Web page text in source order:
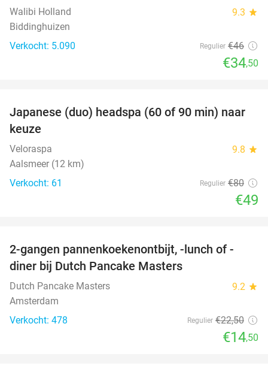
Walibi Holland 9.3 star
Biddinghuizen
Verkocht: 5.090
Regulier €46
€34,50
39%
Japanese (duo) headspa (60 of 90 min) naar
keuze
Veloraspa 9.8 star
Aalsmeer (12 km)
Verkocht: 61
Regulier €80
€49
36%
2-gangen pannenkoekenontbijt, -lunch of -
diner bij Dutch Pancake Masters
Dutch Pancake Masters 9.2 star
Amsterdam
Verkocht: 478
Regulier €22,50
€14,50